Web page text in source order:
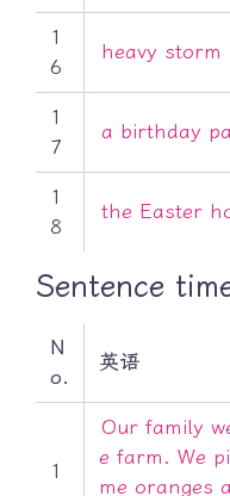
1
6
heavy storm
1
7
a birthday
1
8
the Easter
Sentence
N
o.
英语
1
Our family
e farm. We
me oranges